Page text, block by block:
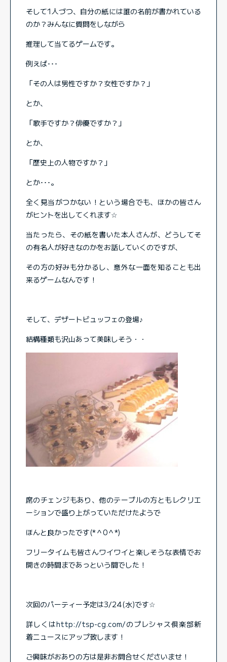
そして1人づつ、自分の紙には誰の名前が書かれている
のか？みんなに質問をしながら
推理して当てるゲームです。
例えば･･･
「その人は男性ですか？女性ですか？」
とか、
「歌手ですか？俳優ですか？」
とか、
「歴史上の人物ですか？」
とか･･･。
全く見当がつかない！という場合でも、ほかの皆さん
がヒントを出してくれます☆
当たったら、その紙を書いた本人さんが、どうしてそ
の有名人が好きなのかをお話していくのですが、
その方の好みも分かるし、意外な一面を知ることも出
来るゲームなんです！
そして、デザートビュッフェの登場♪
結構種類も沢山あって美味しそう・・
席のチェンジもあり、他のテーブルの方ともレクリエ
ーションで盛り上がっていただけたようで
ほんと良かったです(*＾0＾*)
フリータイムも皆さんワイワイと楽しそうな表情でお
開きの時間まであっという間でした！
次回のパーティー予定は3/24(水)です☆
詳しくはhttp://tsp-cg.com/のプレシャス倶楽部新
着ニュースにアップ致します！
ご興味がおありの方は是非お問合せくださいませ！